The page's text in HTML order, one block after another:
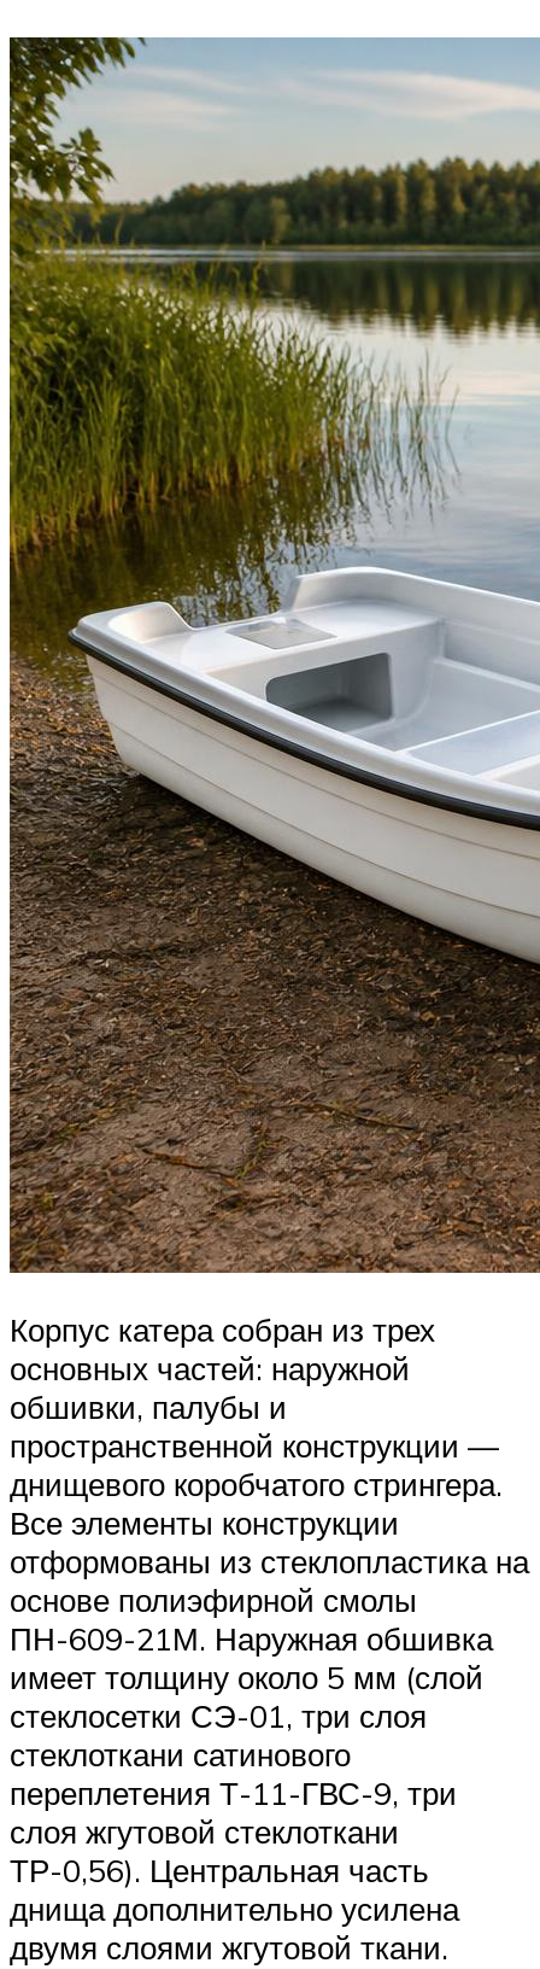
Корпус катера собран из трех
основных частей: наружной
обшивки, палубы и
пространственной конструкции —
днищевого коробчатого стрингера.
Все элементы конструкции
отформованы из стеклопластика на
основе полиэфирной смолы
ПН-609-21М. Наружная обшивка
имеет толщину около 5 мм (слой
стеклосетки СЭ-01, три слоя
стеклоткани сатинового
переплетения Т-11-ГВС-9, три
слоя жгутовой стеклоткани
ТР-0,56). Центральная часть
днища дополнительно усилена
двумя слоями жгутовой ткани.